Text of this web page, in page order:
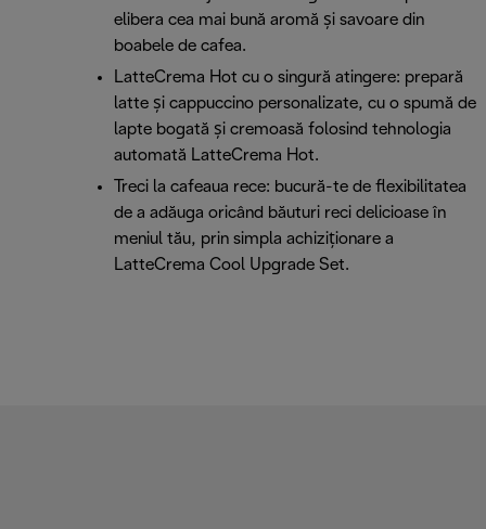
elibera cea mai bună aromă și savoare din
boabele de cafea.
LatteCrema Hot cu o singură atingere: prepară
latte și cappuccino personalizate, cu o spumă de
lapte bogată și cremoasă folosind tehnologia
automată LatteCrema Hot.
Treci la cafeaua rece: bucură-te de flexibilitatea
de a adăuga oricând băuturi reci delicioase în
meniul tău, prin simpla achiziționare a
LatteCrema Cool Upgrade Set.